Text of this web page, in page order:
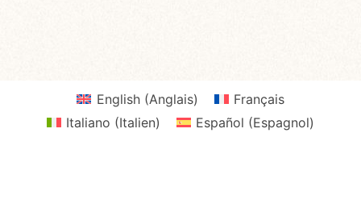
English(Anglais)
Français
Italiano (Italien) Español (Espagnol)